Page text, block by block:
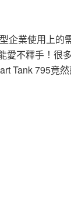
企業使用上的
愛不釋手！很
Tank 795竟